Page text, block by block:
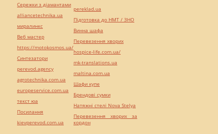
Сережки з діамантами
alliancetechnika.ua
миралинкс
Веб мастер
https://motokosmos.ua/
Синтезатори
perevod.agency
agrotechnika.com.ua
europeservice.com.ua
текст юа
Посилання
kievperevod.com.ua
pereklad.ua
Підготовка до НМТ / ЗНО
Винна шафа
Перевезення хворих
hospice-life.com.ua/
mk-translations.ua
maltina.com.ua
Шафи купе
Брендові сумки
Натяжні стелі Nova Stelya
Перевезення хворих за
кордон